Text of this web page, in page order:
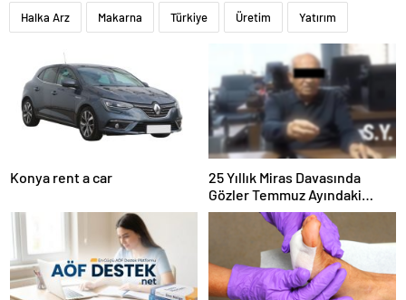
Halka Arz Makarna Türkiye Üretim Yatırım
Konya rent a car
25 Yıllık Miras Davasında
Gözler Temmuz Ayındaki
Karar Duruşmasına Çevrildi